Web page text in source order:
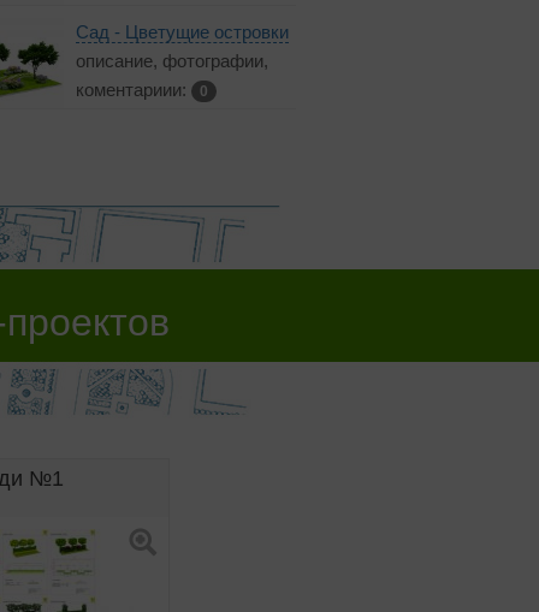
Сад - Цветущие островки
описание, фотографии,
коментариии:
0
№1